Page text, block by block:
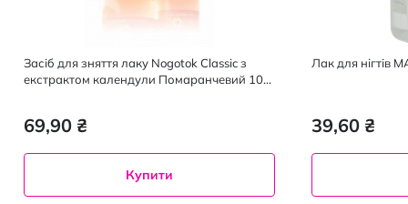
Засіб для зняття лаку Nogotok Classic з
екстрактом календули Помаранчевий 100
69,90 ₴
Купити
Лак для нігтів
39,60 ₴